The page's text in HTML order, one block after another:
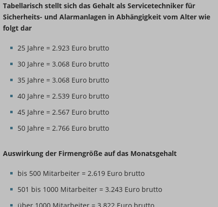
Tabellarisch stellt sich das Gehalt als Servicetechniker für
Sicherheits- und Alarmanlagen in Abhängigkeit vom Alter wie
folgt dar
25 Jahre = 2.923 Euro brutto
30 Jahre = 3.068 Euro brutto
35 Jahre = 3.068 Euro brutto
40 Jahre = 2.539 Euro brutto
45 Jahre = 2.567 Euro brutto
50 Jahre = 2.766 Euro brutto
Auswirkung der Firmengröße auf das Monatsgehalt
bis 500 Mitarbeiter = 2.619 Euro brutto
501 bis 1000 Mitarbeiter = 3.243 Euro brutto